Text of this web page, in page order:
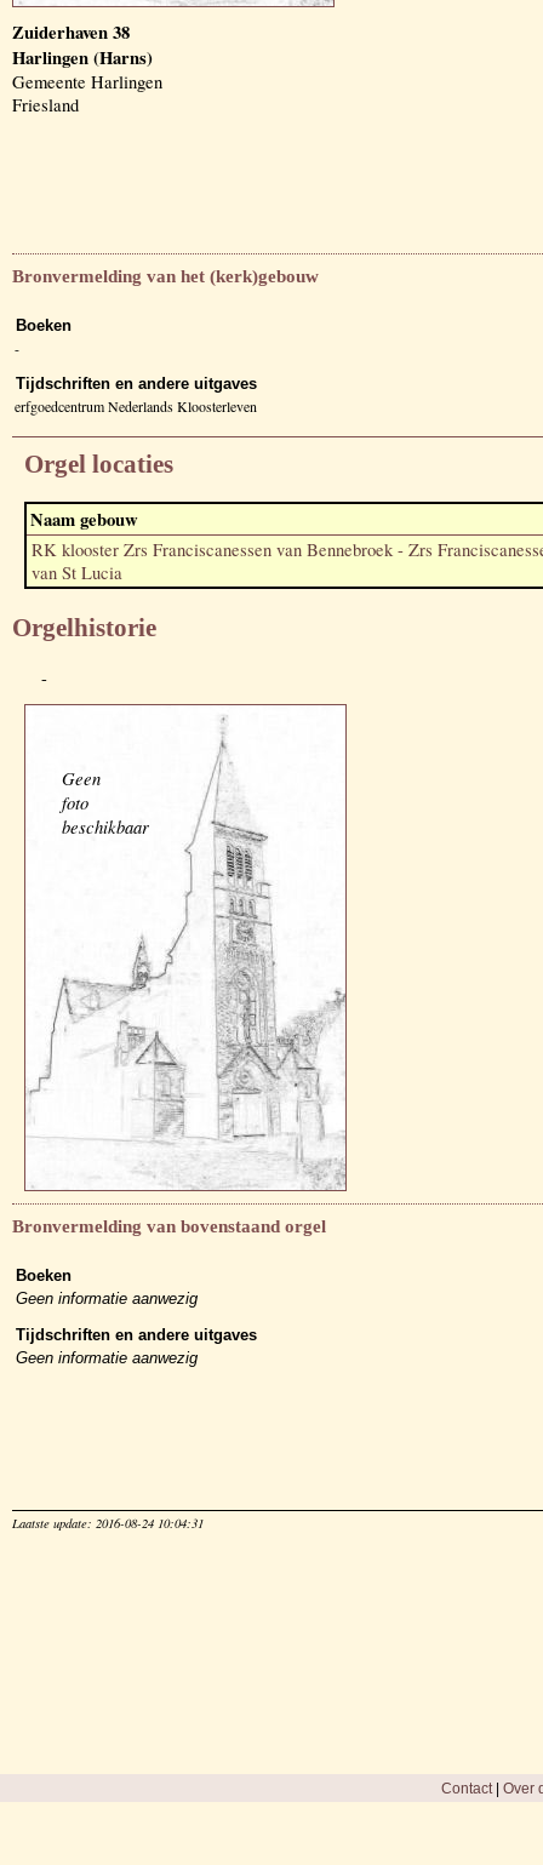
Zuiderhaven 38
Harlingen (Harns)
Gemeente Harlingen
Friesland
Bronvermelding van het (kerk)gebouw
Boeken
-
Tijdschriften en andere uitgaves
erfgoedcentrum Nederlands Kloosterleven
Orgel locaties
Naam gebouw
RK klooster Zrs Franciscanessen van Bennebroek - Zrs
van St Lucia
Orgelhistorie
-
Geen
foto
beschikbaar
Bronvermelding van bovenstaand orgel
Boeken
Geen informatie aanwezig
Tijdschriften en andere uitgaves
Geen informatie aanwezig
Laatste update: 2016-08-24 10:04:31
Contact| Over